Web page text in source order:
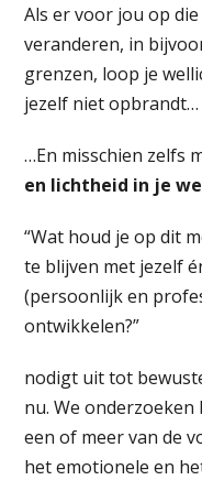
Als er voor jou op
veranderen, in
grenzen, loop je
jezelf niet opbrandt…
…En misschien zelfs
en lichtheid in je
“Wat houd je op dit
te blijven met jezelf
(persoonlijk en
ontwikkelen?”
nodigt uit tot
nu. We
een of meer van de
het emotionele en